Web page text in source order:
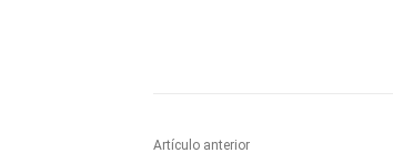
Artículo anterior